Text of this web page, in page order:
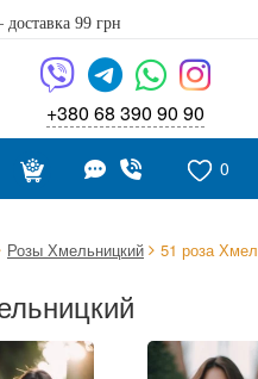
99 грн
+380 68 390 90 90
0
Розы Хмельницкий 51 роза